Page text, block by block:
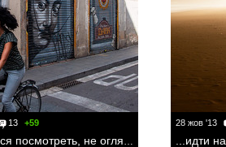
13 +59
я оглянулся посмотреть, не оглянулась ли она...
28 жов '13
...идти